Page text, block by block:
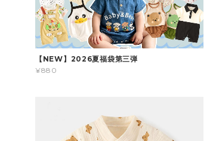
【NEW】2026夏福袋第三弾
¥880